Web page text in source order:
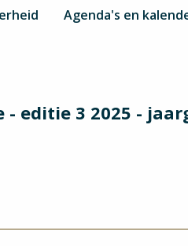
Agenda's en
- editie 3 2025 -